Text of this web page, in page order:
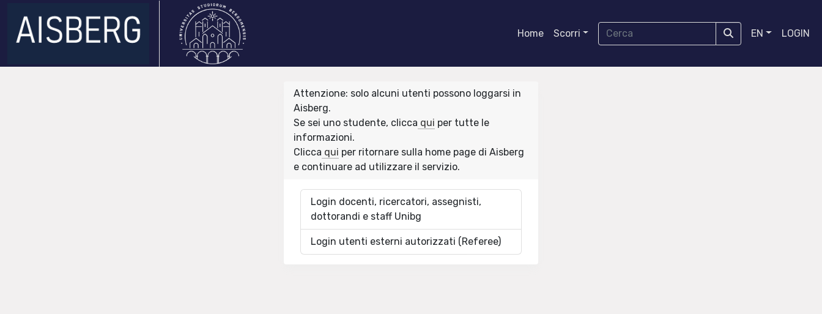
Home Scorri EN LOGIN
Attenzione: solo alcuni utenti possono loggarsi in
Aisberg.
Se sei uno studente, clicca qui per tutte le
informazioni.
Clicca qui per ritornare sulla home page di Aisberg
e continuare ad utilizzare il servizio.
Login docenti, ricercatori, assegnisti,
dottorandi e staff Unibg
Login utenti esterni autorizzati (Referee)